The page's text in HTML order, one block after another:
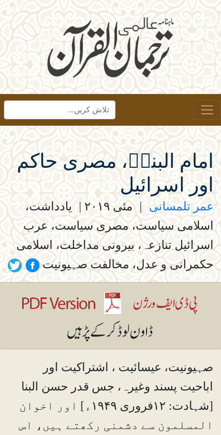
امام البناؒ، مصری حاکم
اور اسرائیل
عمر تلمسانی | مئی ۲۰۱۹
یادداشت،
اسلامی سیاست، مصری سیاست، عرب
اسرائیل تنازعہ، بیرونی مداخلت، اسلامی
حکمرانی و عدل، مخالفت صہیونیت
صہیونیت، عیسائیت ، اشتراکیت اور
اباحیت پسند وغیرہ، جس قدر حسن البنا
[شہادت: ۱۲فروری ۱۹۴۹ء] اور اخوان
المسلمون سے دشمنی رکھتے ہیں، اس